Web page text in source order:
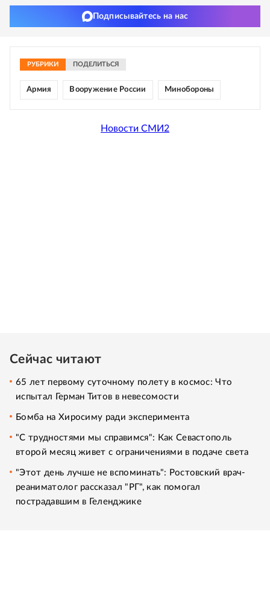
Подписывайтесь на нас
РУБРИКИ ПОДЕЛИТЬСЯ
Армия Вооружение России Минобороны
Новости СМИ2
Сейчас читают
65 лет первому суточному полету в космос: Что
испытал Герман Титов в невесомости
Бомба на Хиросиму ради эксперимента
"С трудностями мы справимся": Как Севастополь
второй месяц живет с ограничениями в подаче света
"Этот день лучше не вспоминать": Ростовский врач-
реаниматолог рассказал "РГ", как помогал
пострадавшим в Геленджике